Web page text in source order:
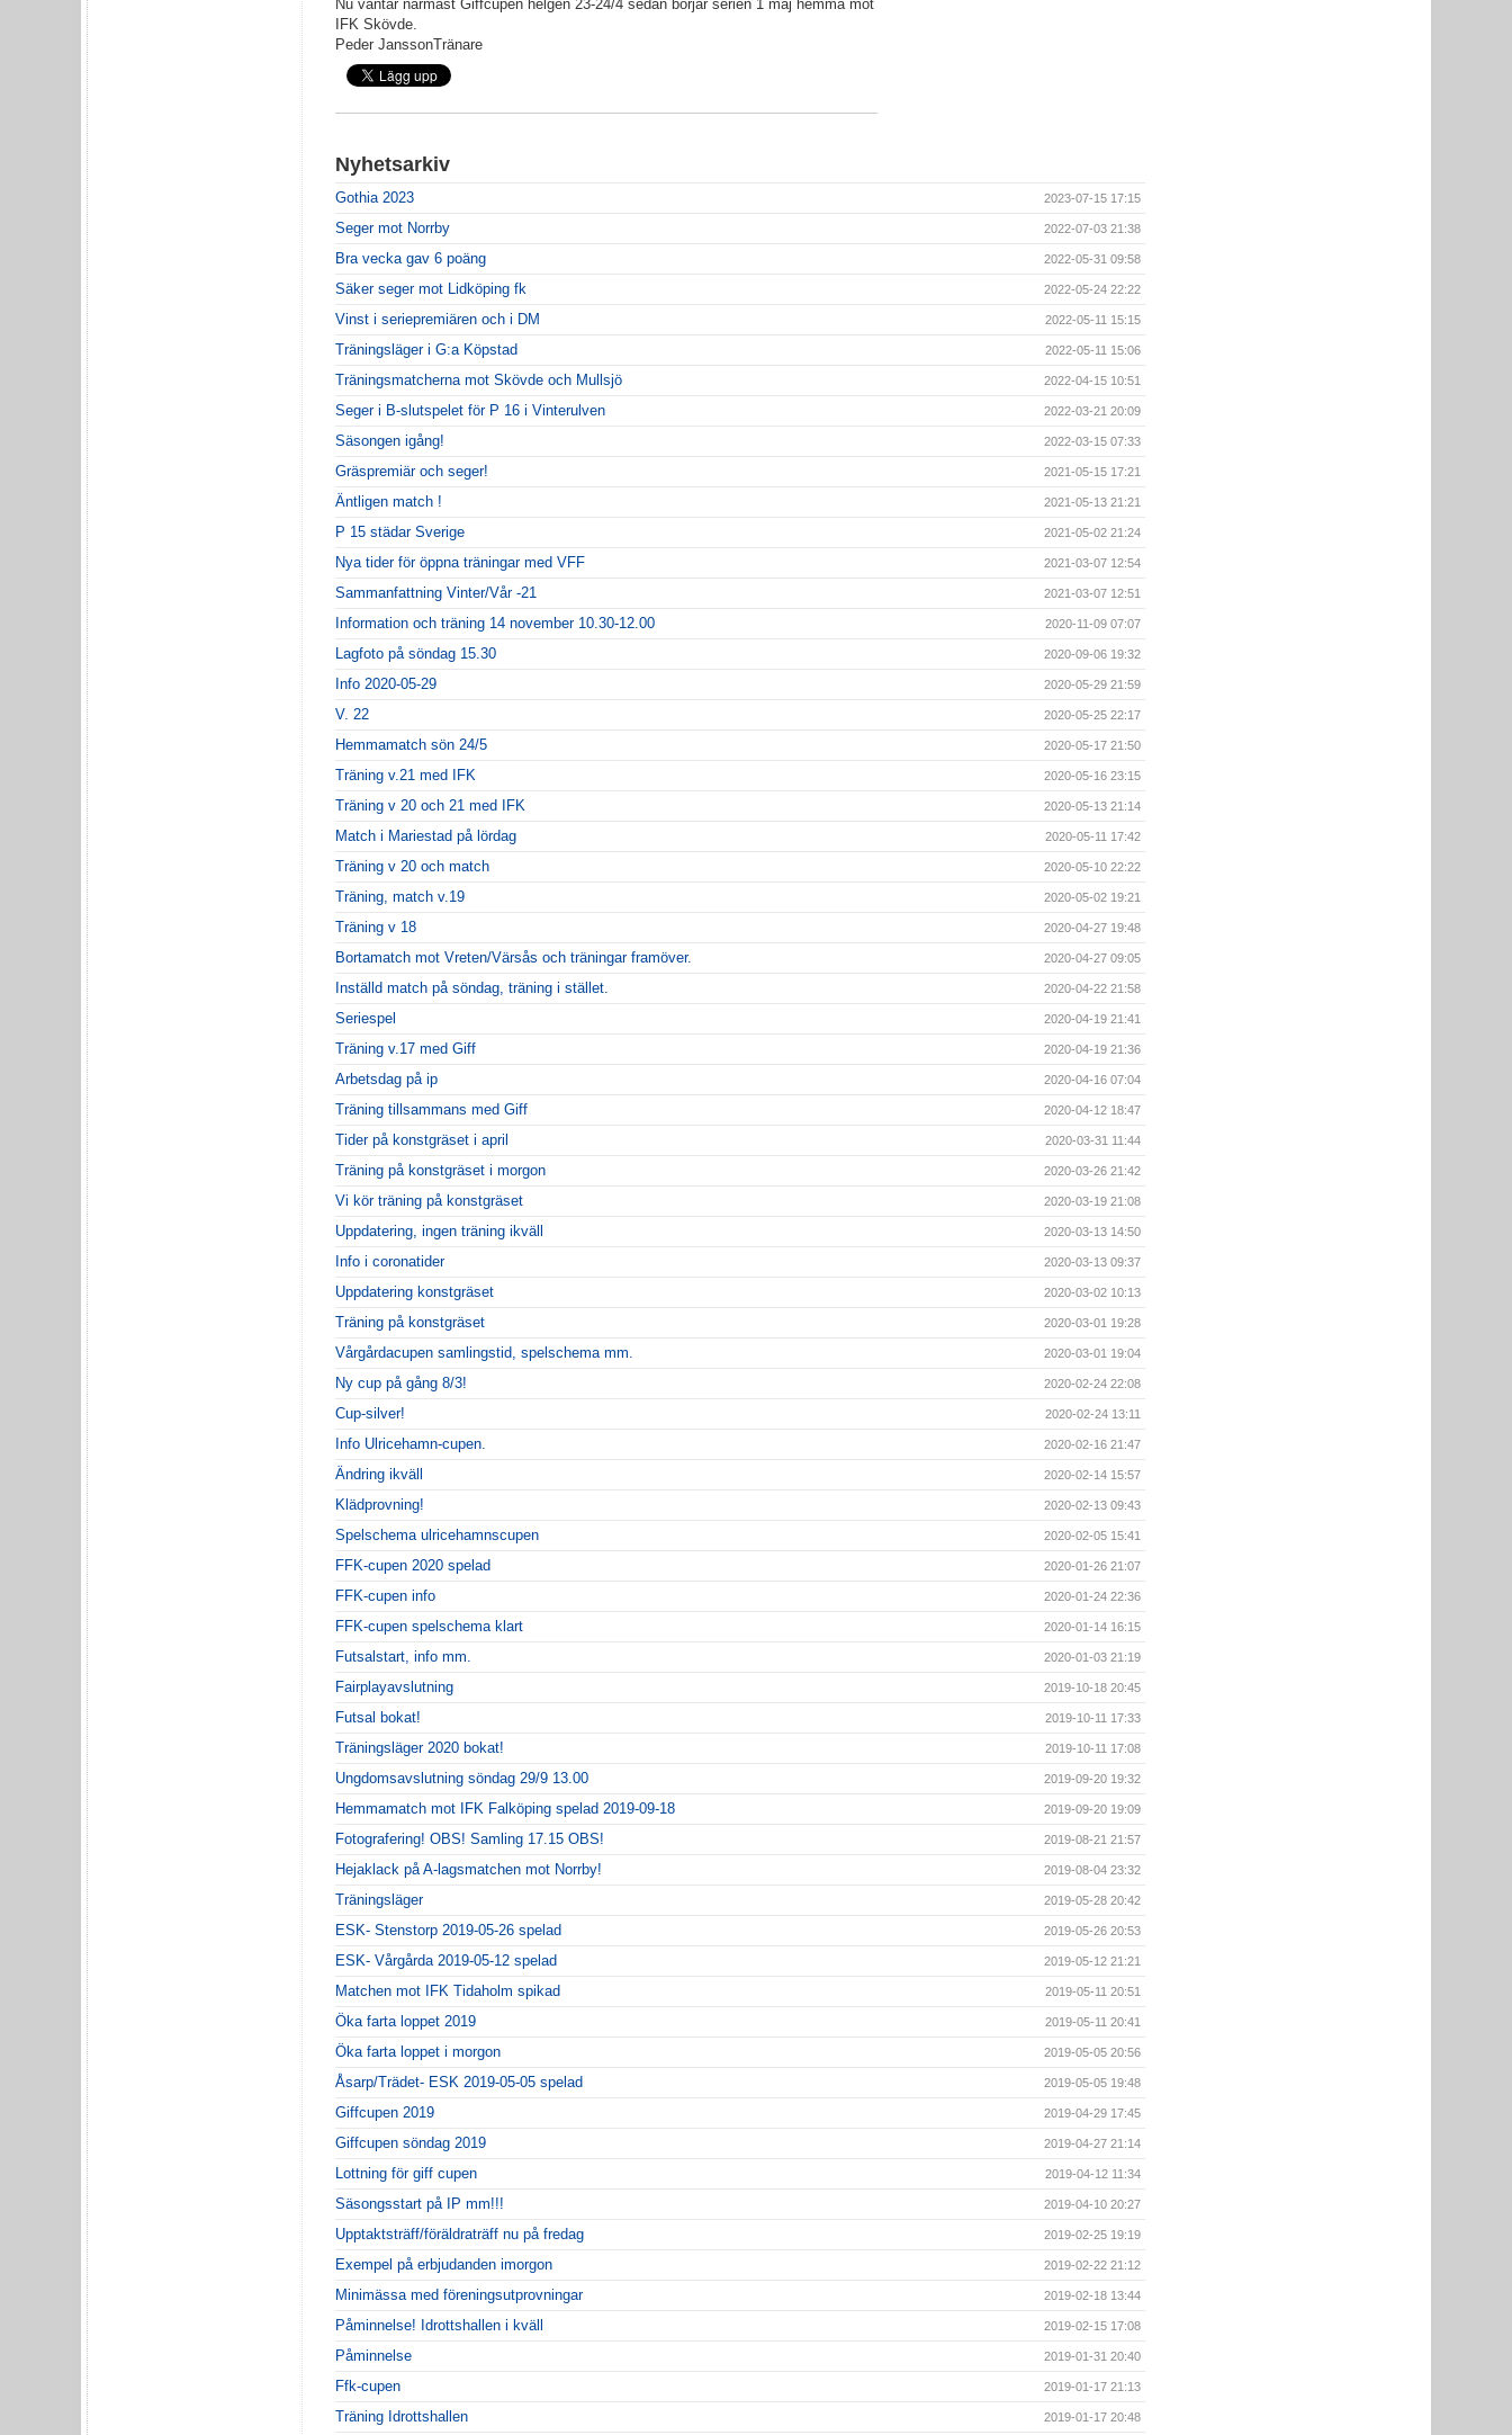
Nu väntar närmast Giffcupen helgen 23-24/4 sedan börjar serien 1 maj hemma mot
IFK Skövde.
Peder JanssonTränare
Nyhetsarkiv
Gothia 2023 2023-07-15 17:15
Seger mot Norrby 2022-07-03 21:38
Bra vecka gav 6 poäng 2022-05-31 09:58
Säker seger mot Lidköping fk 2022-05-24 22:22
Vinst i seriepremiären och i DM 2022-05-11 15:15
Träningsläger i G:a Köpstad 2022-05-11 15:06
Träningsmatcherna mot Skövde och Mullsjö 2022-04-15 10:51
Seger i B-slutspelet för P 16 i Vinterulven 2022-03-21 20:09
Säsongen igång! 2022-03-15 07:33
Gräspremiär och seger! 2021-05-15 17:21
Äntligen match ! 2021-05-13 21:21
P 15 städar Sverige 2021-05-02 21:24
Nya tider för öppna träningar med VFF 2021-03-07 12:54
Sammanfattning Vinter/Vår -21 2021-03-07 12:51
Information och träning 14 november 10.30-12.00 2020-11-09 07:07
Lagfoto på söndag 15.30 2020-09-06 19:32
Info 2020-05-29 2020-05-29 21:59
V. 22 2020-05-25 22:17
Hemmamatch sön 24/5 2020-05-17 21:50
Träning v.21 med IFK 2020-05-16 23:15
Träning v 20 och 21 med IFK 2020-05-13 21:14
Match i Mariestad på lördag 2020-05-11 17:42
Träning v 20 och match 2020-05-10 22:22
Träning, match v.19 2020-05-02 19:21
Träning v 18 2020-04-27 19:48
Bortamatch mot Vreten/Värsås och träningar framöver. 2020-04-27 09:05
Inställd match på söndag, träning i stället. 2020-04-22 21:58
Seriespel 2020-04-19 21:41
Träning v.17 med Giff 2020-04-19 21:36
Arbetsdag på ip 2020-04-16 07:04
Träning tillsammans med Giff 2020-04-12 18:47
Tider på konstgräset i april 2020-03-31 11:44
Träning på konstgräset i morgon 2020-03-26 21:42
Vi kör träning på konstgräset 2020-03-19 21:08
Uppdatering, ingen träning ikväll 2020-03-13 14:50
Info i coronatider 2020-03-13 09:37
Uppdatering konstgräset 2020-03-02 10:13
Träning på konstgräset 2020-03-01 19:28
Vårgårdacupen samlingstid, spelschema mm. 2020-03-01 19:04
Ny cup på gång 8/3! 2020-02-24 22:08
Cup-silver! 2020-02-24 13:11
Info Ulricehamn-cupen. 2020-02-16 21:47
Ändring ikväll 2020-02-14 15:57
Klädprovning! 2020-02-13 09:43
Spelschema ulricehamnscupen 2020-02-05 15:41
FFK-cupen 2020 spelad 2020-01-26 21:07
FFK-cupen info 2020-01-24 22:36
FFK-cupen spelschema klart 2020-01-14 16:15
Futsalstart, info mm. 2020-01-03 21:19
Fairplayavslutning 2019-10-18 20:45
Futsal bokat! 2019-10-11 17:33
Träningsläger 2020 bokat! 2019-10-11 17:08
Ungdomsavslutning söndag 29/9 13.00 2019-09-20 19:32
Hemmamatch mot IFK Falköping spelad 2019-09-18 2019-09-20 19:09
Fotografering! OBS! Samling 17.15 OBS! 2019-08-21 21:57
Hejaklack på A-lagsmatchen mot Norrby! 2019-08-04 23:32
Träningsläger 2019-05-28 20:42
ESK- Stenstorp 2019-05-26 spelad 2019-05-26 20:53
ESK- Vårgårda 2019-05-12 spelad 2019-05-12 21:21
Matchen mot IFK Tidaholm spikad 2019-05-11 20:51
Öka farta loppet 2019 2019-05-11 20:41
Öka farta loppet i morgon 2019-05-05 20:56
Åsarp/Trädet- ESK 2019-05-05 spelad 2019-05-05 19:48
Giffcupen 2019 2019-04-29 17:45
Giffcupen söndag 2019 2019-04-27 21:14
Lottning för giff cupen 2019-04-12 11:34
Säsongsstart på IP mm!!! 2019-04-10 20:27
Upptaktsträff/föräldraträff nu på fredag 2019-02-25 19:19
Exempel på erbjudanden imorgon 2019-02-22 21:12
Minimässa med föreningsutprovningar 2019-02-18 13:44
Påminnelse! Idrottshallen i kväll 2019-02-15 17:08
Påminnelse 2019-01-31 20:40
Ffk-cupen 2019-01-17 21:13
Träning Idrottshallen 2019-01-17 20:48